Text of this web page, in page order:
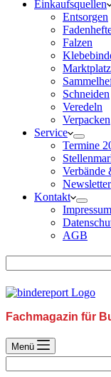
Einkaufsquellen
Entsorgen
Falzen
Marktplatz
Schneiden
Veredeln
Verpacken
Service
Termine
Verbände
Newsletter
Kontakt
Impressum
AGB
Fachmagazin für
Menü